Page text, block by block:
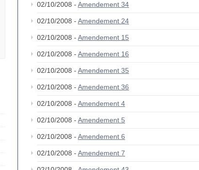
02/10/2008 - Amendement 34
02/10/2008 - Amendement 24
02/10/2008 - Amendement 15
02/10/2008 - Amendement 16
02/10/2008 - Amendement 35
02/10/2008 - Amendement 36
02/10/2008 - Amendement 4
02/10/2008 - Amendement 5
02/10/2008 - Amendement 6
02/10/2008 - Amendement 7